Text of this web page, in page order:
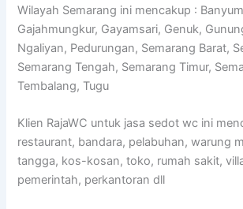
Wilayah Semarang ini mencakup :
Gajahmungkur, Gayamsari, Genuk,
Ngaliyan, Pedurungan, Semarang Barat,
Semarang Tengah, Semarang Timur,
Tembalang, Tugu
Klien RajaWC untuk jasa sedot wc ini
restaurant, bandara, pelabuhan, warung
tangga, kos-kosan, toko, rumah sakit,
pemerintah, perkantoran dll